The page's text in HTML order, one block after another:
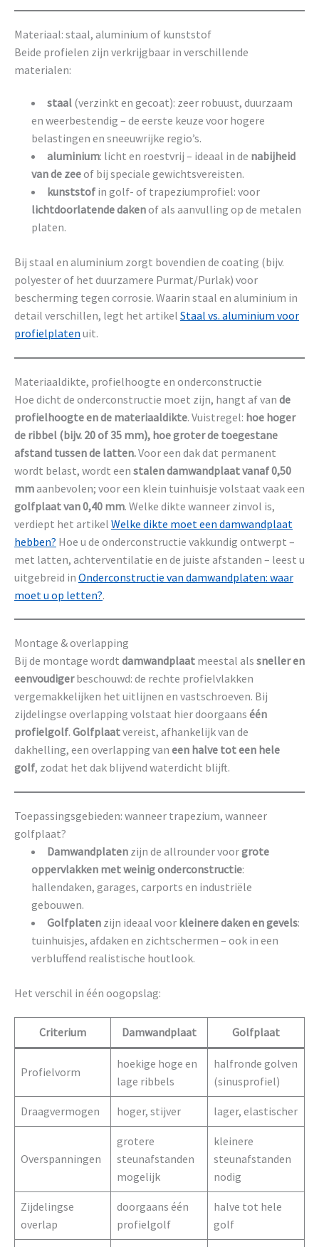
Materiaal: staal, aluminium of kunststof
Beide profielen zijn verkrijgbaar in verschillende
materialen:
staal (verzinkt en gecoat): zeer robuust, duurzaam
en weerbestendig – de eerste keuze voor hogere
belastingen en sneeuwrijke regio’s.
aluminium: licht en roestvrij – ideaal in de nabijheid
van de zeeof bij speciale gewichtsvereisten.
kunststof in golf- of trapeziumprofiel: voor
lichtdoorlatende dakenof als aanvulling op de metalen
platen.
Bij staal en aluminium zorgt bovendien de coating (bijv.
polyester of het duurzamere Purmat/Purlak) voor
bescherming tegen corrosie. Waarin staal en aluminium in
detail verschillen, legt het artikel Staal vs. aluminium voor
profielplaten uit.
Materiaaldikte, profielhoogte en onderconstructie
Hoe dicht de onderconstructie moet zijn, hangt af van de
profielhoogte en de materiaaldikte. Vuistregel: hoe hoger
de ribbel (bijv. 20 of 35 mm), hoe groter de toegestane
afstand tussen de latten.Voor een dak dat permanent
wordt belast, wordt een stalen damwandplaat vanaf 0,50
mmaanbevolen; voor een klein tuinhuisje volstaat vaak een
golfplaat van 0,40 mm. Welke dikte wanneer zinvol is,
verdiept het artikel Welke dikte moet een damwandplaat
hebben? Hoe u de onderconstructie vakkundig ontwerpt –
met latten, achterventilatie en de juiste afstanden – leest u
uitgebreid in Onderconstructie van damwandplaten: waar
moet u op letten?.
Montage & overlapping
Bij de montage wordt damwandplaat meestal als sneller en
eenvoudigerbeschouwd: de rechte profielvlakken
vergemakkelijken het uitlijnen en vastschroeven. Bij
zijdelingse overlapping volstaat hier doorgaans één
profielgolf. Golfplaatvereist, afhankelijk van de
dakhelling, een overlapping van een halve tot een hele
golf, zodat het dak blijvend waterdicht blijft.
Toepassingsgebieden: wanneer trapezium, wanneer
golfplaat?
Damwandplaten zijn de allrounder voorgrote
oppervlakken met weinig onderconstructie:
hallendaken, garages, carports en industriële
gebouwen.
Golfplaten zijn ideaal voor kleinere daken en gevels:
tuinhuisjes, afdaken en zichtschermen – ook in een
verbluffend realistische houtlook.
Het verschil in één oogopslag:
Criterium Damwandplaat Golfplaat
Profielvorm
hoekige hoge en
lage ribbels
halfronde golven
(sinusprofiel)
Draagvermogen hoger, stijver lager, elastischer
Overspanningen
grotere
steunafstanden
mogelijk
kleinere
steunafstanden
nodig
Zijdelingse
overlap
doorgaans één
profielgolf
halve tot hele
golf